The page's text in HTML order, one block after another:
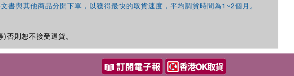
與其他商品分開下單，以獲得最快的取貨速度，平均調貨時間為1~2個月。
則恕不接受退貨。